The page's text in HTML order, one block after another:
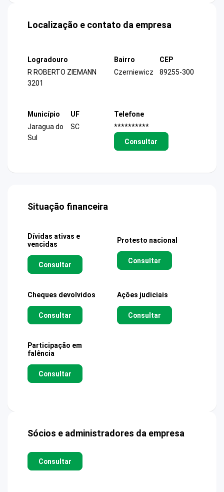
Localização e contato da empresa
Logradouro
R ROBERTO ZIEMANN
3201
Bairro
Czerniewicz
CEP
89255-300
Município
Jaragua do
Sul
UF
SC
Telefone
**********
Consultar
Situação financeira
Dívidas ativas e
vencidas
Consultar
Protesto nacional
Consultar
Cheques devolvidos
Consultar
Ações judiciais
Consultar
Participação em
falência
Consultar
Sócios e administradores da empresa
Consultar